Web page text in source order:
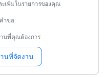
เพิ่มในรายการของคุณ
ำขอ
านที่คุณต้องการ
นที่จัดงาน